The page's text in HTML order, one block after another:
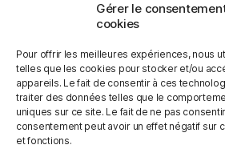
Gérer le
cookies
Pour offrir les meilleures expériences, nous
telles que les cookies pour stocker et/ou
appareils. Le fait de consentir à ces
traiter des données telles que le
uniques sur ce site. Le fait de ne pas
consentement peut avoir un effet négatif sur
et fonctions.
Rencontre des parents